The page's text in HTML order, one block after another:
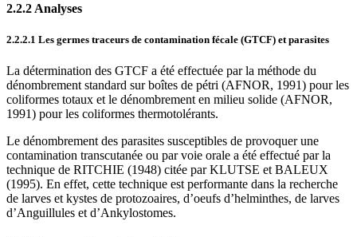
2.2.2 Analyses
2.2.2.1 Les germes traceurs de contamination fécale (GTCF) et parasites
La détermination des GTCF a été effectuée par la méthode du
dénombrement standard sur boîtes de pétri (AFNOR, 1991) pour les
coliformes totaux et le dénombrement en milieu solide (AFNOR,
1991) pour les coliformes thermotolérants.
Le dénombrement des parasites susceptibles de provoquer une
contamination transcutanée ou par voie orale a été effectué par la
technique de RITCHIE (1948) citée par KLUTSE et BALEUX
(1995). En effet, cette technique est performante dans la recherche
de larves et kystes de protozoaires, d’oeufs d’helminthes, de larves
d’Anguillules et d’Ankylostomes.